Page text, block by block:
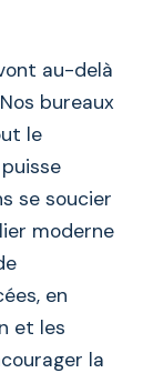
au-delà
bureaux
le
se soucier
moderne
en
et les
la